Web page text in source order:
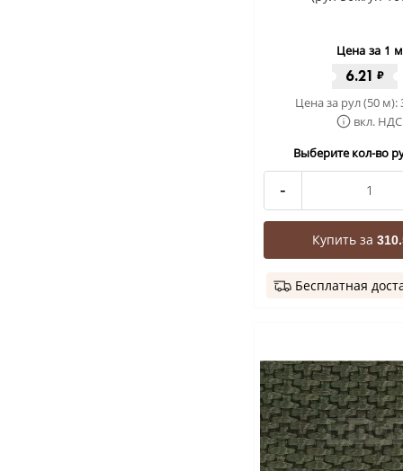
Цена за 1 м
6.21 ₽
Цена за рул (50 м):
вкл. НДС
Выберите кол-во
-
Купить за
Бесплатная